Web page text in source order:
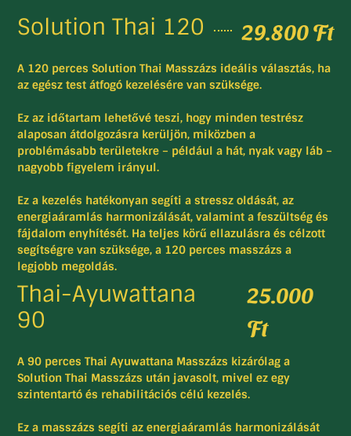
Thai-Ayuwattana
90
25.000
Ft
A90 perces Thai Ayuwattana Masszázs kizárólag a
Solution Thai Masszázs után javasolt, mivel ez egy
szintentartó és rehabilitációs célú kezelés.
Ez a masszázs segíti az energiaáramlás harmonizálását
Solution Thai 120 29.800 Ft
A 120 perces Solution Thai Masszázs ideális választás, ha
az egész test átfogó kezelésére van szüksége.
Ez az időtartam lehetővé teszi, hogy minden testrész
alaposan átdolgozásra kerüljön, miközben a
problémásabb területekre – például a hát, nyak vagy láb –
nagyobb figyelem irányul.
Ez a kezelés hatékonyan segíti a stressz oldását, az
energiaáramlás harmonizálását, valamint a feszültség és
fájdalom enyhítését. Ha teljes körű ellazulásra és célzott
segítségre van szüksége, a 120 perces masszázs a
legjobb megoldás.